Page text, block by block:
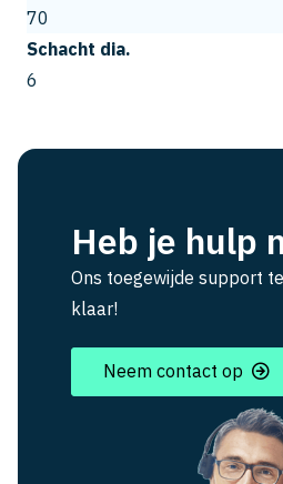
70
Schacht dia.
6
Heb je hulp
Ons toegewijde support
klaar!
Neem contact op